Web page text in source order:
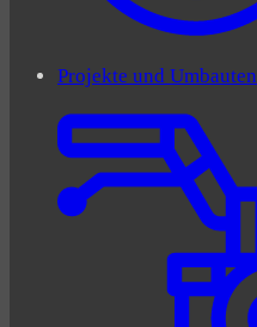
Projekte und Umbauten